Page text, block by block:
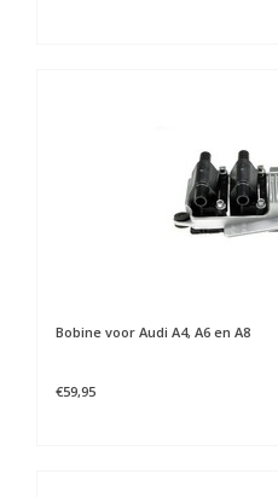
Bobine voor Audi A4, A6 en A8
€59,95